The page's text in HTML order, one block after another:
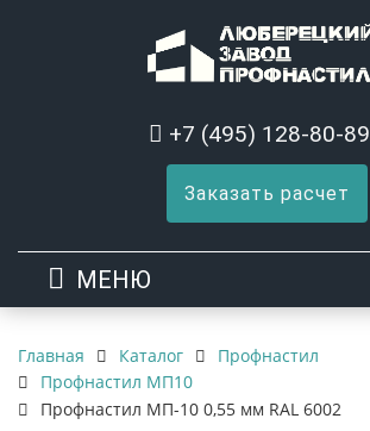
+7 (495) 128-80-89
Заказать расчет
МЕНЮ
Главная Каталог
Профнастил
Профнастил МП10
Профнастил МП-10 0,55 мм RAL 6002